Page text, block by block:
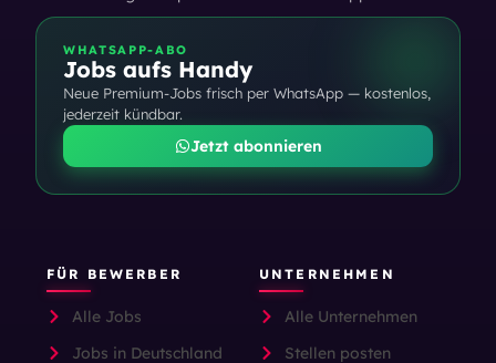
WHATSAPP-ABO
Jobs aufs Handy
Neue Premium-Jobs frisch per WhatsApp — kostenlos,
jederzeit kündbar.
Jetzt abonnieren
FÜR BEWERBER
Alle Jobs
Jobs in Deutschland
UNTERNEHMEN
Alle Unternehmen
Stellen posten